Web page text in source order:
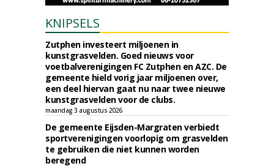
KNIPSELS
Zutphen investeert miljoenen in
kunstgrasvelden. Goed nieuws voor
voetbalverenigingen FC Zutphen en AZC. De
gemeente hield vorig jaar miljoenen over,
een deel hiervan gaat nu naar twee nieuwe
kunstgrasvelden voor de clubs.
maandag 3 augustus 2026
De gemeente Eijsden-Margraten verbiedt
sportverenigingen voorlopig om grasvelden
te gebruiken die niet kunnen worden
beregend